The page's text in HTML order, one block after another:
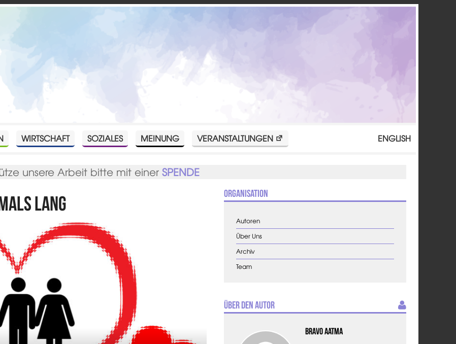
WIRTSCHAFT SOZIALES MEINUNG VERANSTALTUNGEN ENGLISH
unsere Arbeit bitte mit einerSPENDE
lang Organisation
Autoren
Über Uns
Archiv
Team
Über den Autor
Bravo Aatma